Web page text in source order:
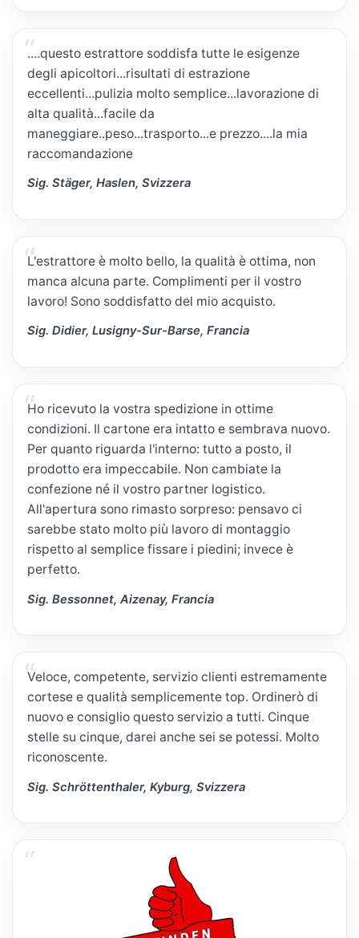
....questo estrattore soddisfa tutte le esigenze
degli apicoltori...risultati di estrazione
eccellenti...pulizia molto semplice...lavorazione di
alta qualità...facile da
maneggiare..peso...trasporto...e prezzo....la mia
raccomandazione
Sig. Stäger, Haslen, Svizzera
L'estrattore è molto bello, la qualità è ottima, non
manca alcuna parte. Complimenti per il vostro
lavoro! Sono soddisfatto del mio acquisto.
Sig. Didier, Lusigny-Sur-Barse, Francia
Ho ricevuto la vostra spedizione in ottime
condizioni. Il cartone era intatto e sembrava nuovo.
Per quanto riguarda l'interno: tutto a posto, il
prodotto era impeccabile. Non cambiate la
confezione né il vostro partner logistico.
All'apertura sono rimasto sorpreso: pensavo ci
sarebbe stato molto più lavoro di montaggio
rispetto al semplice fissare i piedini; invece è
perfetto.
Sig. Bessonnet, Aizenay, Francia
Veloce, competente, servizio clienti estremamente
cortese e qualità semplicemente top. Ordinerò di
nuovo e consiglio questo servizio a tutti. Cinque
stelle su cinque, darei anche sei se potessi. Molto
riconoscente.
Sig. Schröttenthaler, Kyburg, Svizzera